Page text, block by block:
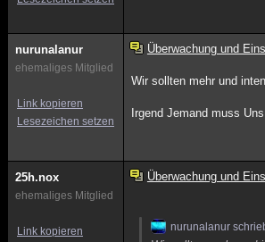
nurunalanur
ehemaliges Mitglied
Link kopieren
Lesezeichen setzen
Überwachung und
Wir sollten mehr und
Irgend Jemand muss
25h.nox
ehemaliges Mitglied
Link kopieren
Überwachung und
nurunalanur